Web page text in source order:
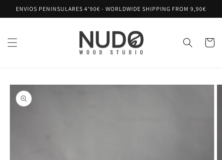
directamente
al contenido
ENVIOS PENINSULARES 4'90€ - WORLDWIDE SHIPPING FROM 9,90€
Carrito
directamente
a la
información